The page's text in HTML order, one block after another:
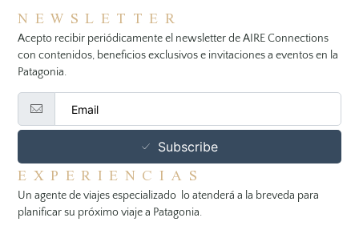
NEWSLETTER
Acepto recibir periódicamente el newsletter de AIRE Connections
con contenidos, beneficios exclusivos e invitaciones a eventos en la
Patagonia.
Subscribe
EXPERIENCIAS
Un agente de viajes especializado lo atenderá a la breveda para
planificar su próximo viaje a Patagonia.